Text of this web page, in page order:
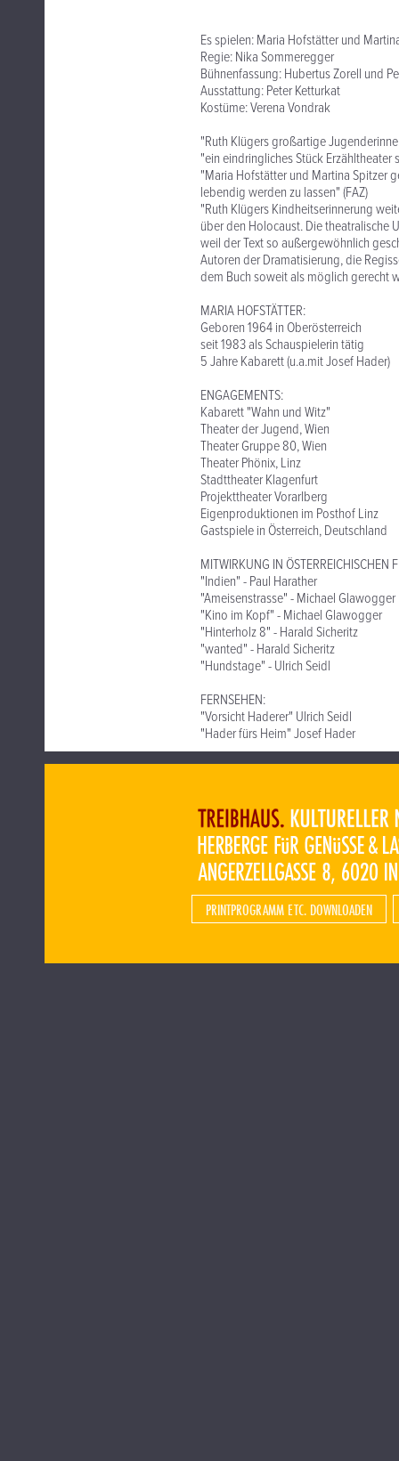
Es spielen: Maria Hofstätter und
Regie: Nika Sommeregger
Bühnenfassung: Hubertus Zorell und
Ausstattung: Peter Ketturkat
Kostüme: Verena Vondrak
"Ruth Klügers großartige
"ein eindringliches Stück Erzähltheater
"Maria Hofstätter und Martina Spitzer
lebendig werden zu lassen" (FAZ)
"Ruth Klügers Kindheitserinnerung
über den Holocaust. Die theatralische
weil der Text so außergewöhnlich
Autoren der Dramatisierung, die
dem Buch soweit als möglich gerecht
MARIA HOFSTÄTTER:
Geboren 1964 in Oberösterreich
seit 1983 als Schauspielerin tätig
5 Jahre Kabarett (u.a.mit Josef Hader)
ENGAGEMENTS:
Kabarett "Wahn und Witz"
Theater der Jugend, Wien
Theater Gruppe 80, Wien
Theater Phönix, Linz
Stadttheater Klagenfurt
Projekttheater Vorarlberg
Eigenproduktionen im Posthof Linz
Gastspiele in Österreich, Deutschland
MITWIRKUNG IN ÖSTERREICHISCHEN
"Indien" - Paul Harather
"Ameisenstrasse" - Michael Glawogger
"Kino im Kopf" - Michael Glawogger
"Hinterholz 8" - Harald Sicheritz
"wanted" - Harald Sicheritz
"Hundstage" - Ulrich Seidl
FERNSEHEN:
"Vorsicht Haderer" Ulrich Seidl
"Hader fürs Heim" Josef Hader
PRINTPROGRAMM ETC. DOWNLOADEN